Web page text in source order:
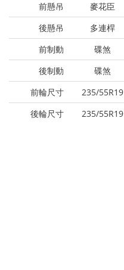
前懸吊
麥花臣
後懸吊
多連桿
前制動
碟煞
後制動
碟煞
前輪尺寸
235/55R19
後輪尺寸
235/55R19